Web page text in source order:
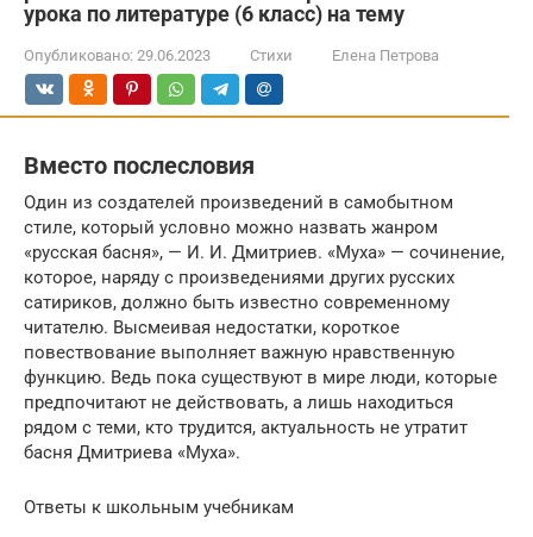
урока по литературе (6 класс) на тему
Опубликовано: 29.06.2023 Стихи Елена Петрова
Вместо послесловия
Один из создателей произведений в самобытном
стиле, который условно можно назвать жанром
«русская басня», — И. И. Дмитриев. «Муха» — сочинение,
которое, наряду с произведениями других русских
сатириков, должно быть известно современному
читателю. Высмеивая недостатки, короткое
повествование выполняет важную нравственную
функцию. Ведь пока существуют в мире люди, которые
предпочитают не действовать, а лишь находиться
рядом с теми, кто трудится, актуальность не утратит
басня Дмитриева «Муха».
Ответы к школьным учебникам